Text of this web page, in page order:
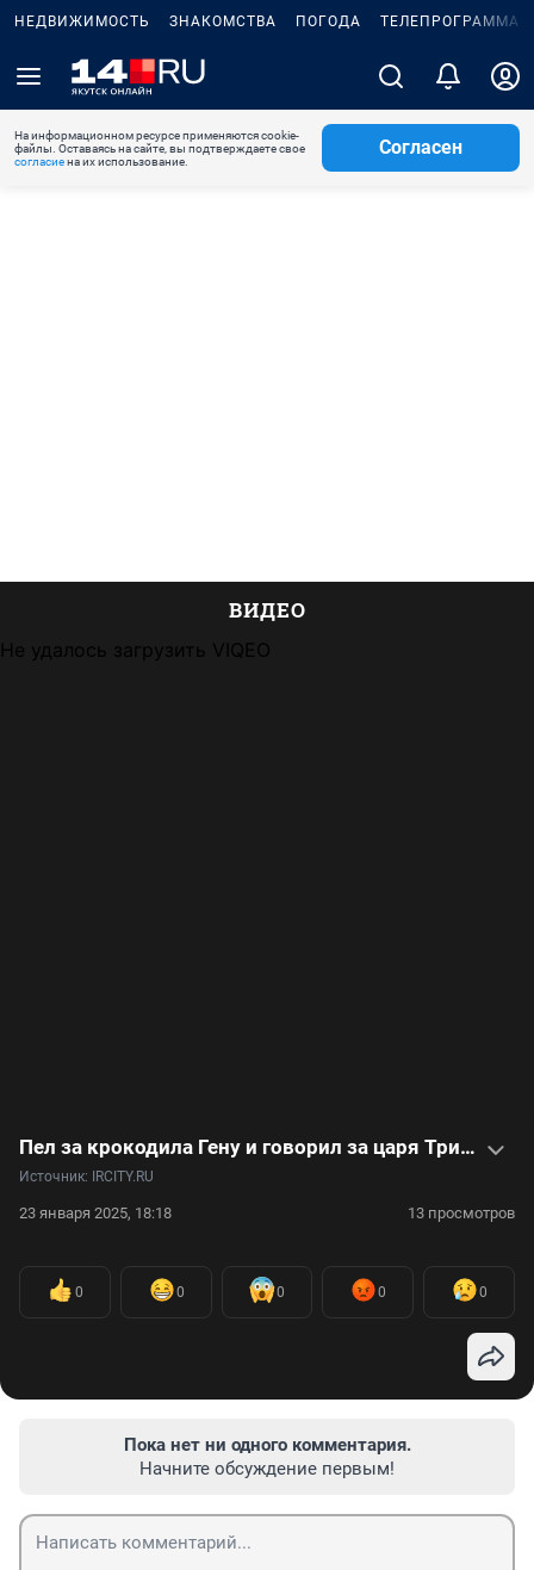
НЕДВИЖИМОСТЬ ЗНАКОМСТВА ПОГОДА ТЕЛЕПРОГРАММА
На информационном ресурсе применяются cookie-
файлы. Оставаясь на сайте, вы подтверждаете свое
согласиена их использование.
Согласен
ВИДЕО
Не удалось загрузить VIQEO
Пел за крокодила Гену и говорил за царя Тритона: видеоистория актера, чей голос знают все дети 90-х
Источник: IRCITY.RU
23 января 2025, 18:18 13 просмотров
0 0 0 0 0
Пока нет ни одного комментария.
Начните обсуждение первым!